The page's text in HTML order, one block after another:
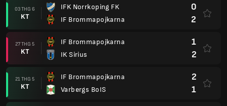
03 THG 6
KT
IFK Norrkoping FK
IF Brommapojkarna
0
2
27 THG 5
KT
IF Brommapojkarna
IK Sirius
1
2
21 THG 5
KT
IF Brommapojkarna
Varbergs BoIS
2
1